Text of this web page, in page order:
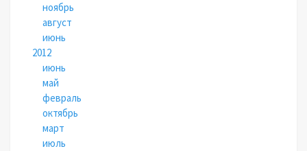
ноябрь
август
июнь
2012
июнь
май
февраль
октябрь
март
июль